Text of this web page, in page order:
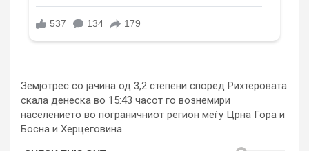
Земјотрес со јачина од 3,2 степени според Рихтеровата
скала денеска во 15:43 часот го вознемири
населението во пограничниот регион меѓу Црна Гора и
Босна и Херцеговина.